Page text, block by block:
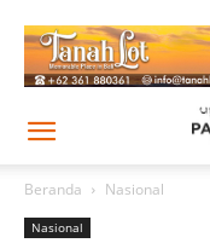
Beranda Nasional
Nasional